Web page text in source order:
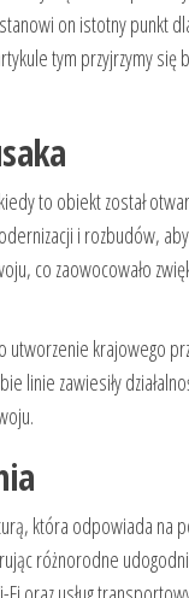
on istotny punkt
tym przyjrzymy
to obiekt został
i rozbudów,
co zaowocowało
krajowego
linie zawiesiły
która odpowiada na
różnorodne